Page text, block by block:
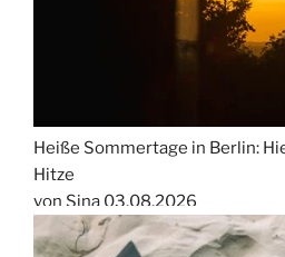
Heiße Sommertage in Berlin:
Hitze
von Sina 03.08.2026